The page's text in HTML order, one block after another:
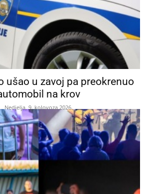
ušao u zavoj pa preokrenuo
na krov
Nedjelja, 9. kolovoza 2026.